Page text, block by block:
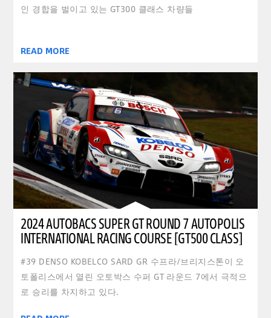
인 경합을 벌이고 있는 GT300 클래스 차량들
READ MORE
2024 AUTOBACS SUPER GT ROUND 7 AUTOPOLIS
INTERNATIONAL RACING COURSE [GT500 CLASS]
#39 DENSO KOBELCO SARD GR 수프라/브리지스톤이 오
토폴리스에서 열린 오토박스 수퍼 GT 라운드 7에서 극적으
로 승리를 차지하고 있다.